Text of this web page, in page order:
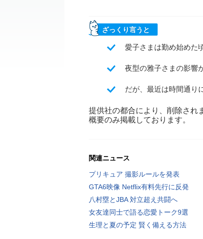
ざっくり言うと
愛子さまは勤め始めた
夜型の雅子さまの影響
だが、最近は時間通り
提供社の都合により、削除され
概要のみ掲載しております。
関連ニュース
プリキュア 撮影ルールを発表
GTA6映像 Netflix有料先行に反発
八村塁とJBA 対立超え共闘へ
女友達同士で語る恋愛トーク9選
生理と夏の予定 賢く備える方法